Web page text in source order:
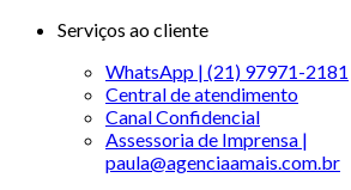
Serviços ao cliente
WhatsApp | (21) 97971-2181
Central de atendimento
Canal Confidencial
Assessoria de Imprensa |
paula@agenciaamais.com.br